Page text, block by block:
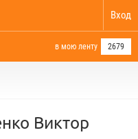
Вход
в мою ленту 2679
Виктор